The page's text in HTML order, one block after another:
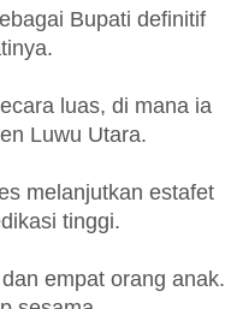
Bupati definitif
luas, di mana ia
Luwu Utara.
melanjutkan estafet
tinggi.
empat orang anak.